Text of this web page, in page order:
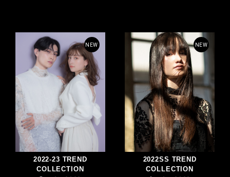
NEW
2022-23 TREND
COLLECTION
NEW
2022SS TREND
COLLECTION